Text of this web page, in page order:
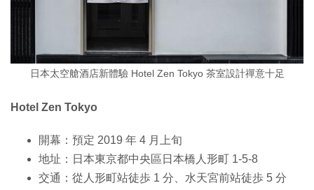
日本太空艙酒店新體驗 Hotel Zen Tokyo 茶室設計禪意十足
Hotel Zen Tokyo
開幕：預定 2019 年 4 月上旬
地址：日本東京都中央區日本橋人形町 1-5-8
交通：從人形町站徒歩 1 分、水天宮前站徒歩 5 分